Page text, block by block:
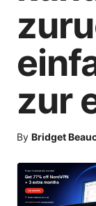
zur
By Bridget